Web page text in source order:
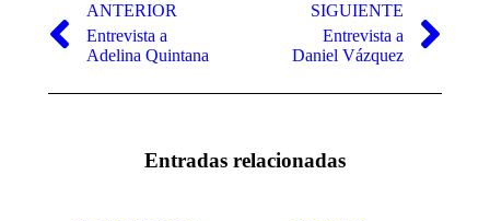
entre
publicaciones
ANTERIOR
Publicación
anterior:
Entrevista a
Adelina Quintana
SIGUIENTE
Publicación
siguiente:
Entrevista a
Daniel Vázquez
Entradas relacionadas